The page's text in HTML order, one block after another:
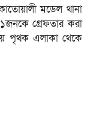
মডেল থানা
গ্রেফতার করা
পৃথক এলাকা থেকে